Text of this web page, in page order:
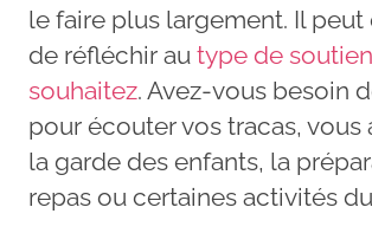
le faire plus largement. Il
de réfléchir au type de
souhaitez. Avez-vous besoin
pour écouter vos tracas, vous
la garde des enfants, la
repas ou certaines activités